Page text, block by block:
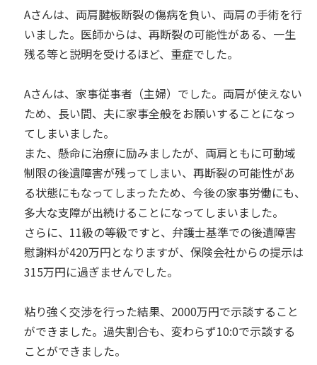
Aさんは、両肩腱板断裂の傷病を負い、両肩の手術を行
いました。医師からは、再断裂の可能性がある、一生
残る等と説明を受けるほど、重症でした。
Aさんは、家事従事者（主婦）でした。両肩が使えない
ため、長い間、夫に家事全般をお願いすることになっ
てしまいました。
また、懸命に治療に励みましたが、両肩ともに可動域
制限の後遺障害が残ってしまい、再断裂の可能性があ
る状態にもなってしまったため、今後の家事労働にも、
多大な支障が出続けることになってしまいました。
さらに、11級の等級ですと、弁護士基準での後遺障害
慰謝料が420万円となりますが、保険会社からの提示は
315万円に過ぎませんでした。
粘り強く交渉を行った結果、2000万円で示談すること
ができました。過失割合も、変わらず10:0で示談する
ことができました。